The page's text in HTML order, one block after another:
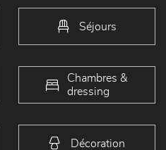
Séjours
Chambres &
dressing
Décoration